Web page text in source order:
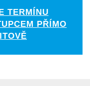
TERMÍNU
PŘÍMO